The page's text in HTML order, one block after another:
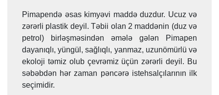
Pimapendə əsas kimyəvi maddə duzdur. Ucuz və
zərərli plastik deyil. Təbii olan 2 maddənin (duz və
petrol) birləşməsindən əmələ gələn Pimapen
dayanıqlı, yüngül, sağlıqlı, yanmaz, uzunömürlü və
ekoloji təmiz olub çevrəmiz üçün zərərli deyil. Bu
səbəbdən hər zaman pəncərə istehsalçılarının ilk
seçimidir.